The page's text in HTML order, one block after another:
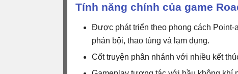
Tính năng chính của game
Được phát triển theo phong cách
phản bội, thao túng và lạm dụng.
Cốt truyện phân nhánh với nhiều kết